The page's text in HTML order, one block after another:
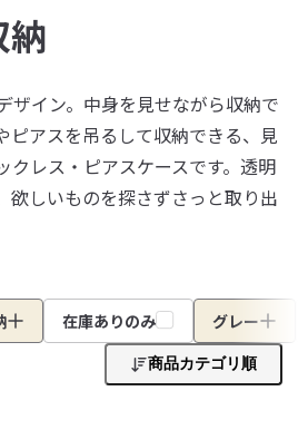
納
ザイン。中身を見せながら収納で
ピアスを吊るして収納できる、見
クレス・ピアスケースです。透明
欲しいものを探さずさっと取り出
在庫ありのみ グレー
商品カテゴリ順